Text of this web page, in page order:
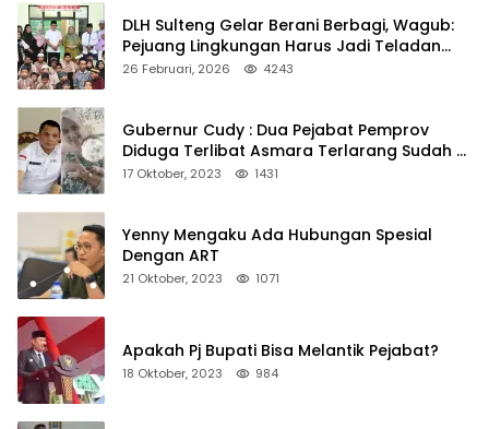
DLH Sulteng Gelar Berani Berbagi, Wagub:
Pejuang Lingkungan Harus Jadi Teladan
Kepedulian
26 Februari, 2026 4243
Gubernur Cudy : Dua Pejabat Pemprov
Diduga Terlibat Asmara Terlarang Sudah di
Non Job
17 Oktober, 2023 1431
Yenny Mengaku Ada Hubungan Spesial
Dengan ART
21 Oktober, 2023 1071
Apakah Pj Bupati Bisa Melantik Pejabat?
18 Oktober, 2023 984